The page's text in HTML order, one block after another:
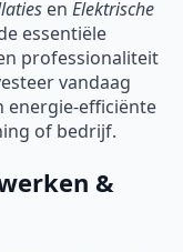
en Elektrische
essentiële
professionaliteit
vandaag
energie-efficiënte
of bedrijf.
&